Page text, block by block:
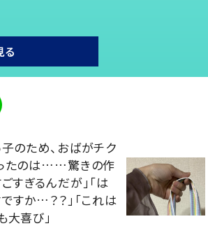
る
のため、おばがチク
たのは……驚きの作
すぎるんだが」「は
すか…？？」「これは
大喜び」